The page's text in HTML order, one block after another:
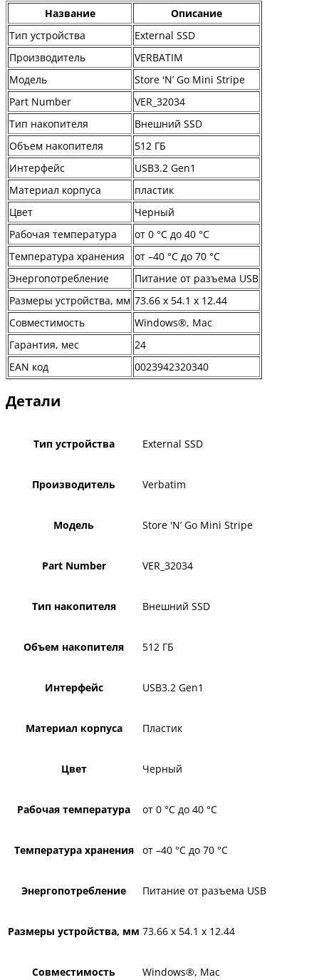
Название
Описание
Тип устройства
External SSD
Производитель
VERBATIM
Модель
Store 'N’ Go Mini Stripe
Part Number
VER_32034
Тип накопителя
Внешний SSD
Объем накопителя
512 ГБ
Интерфейс
USB3.2 Gen1
Материал корпуса
пластик
Цвет
Черный
Рабочая температура
от 0 °C до 40 °C
Температура хранения
от –40 °C до 70 °C
Энергопотребление
Питание от разъема USB
Размеры устройства, мм 73.66 x 54.1 x 12.44
Совместимость
Windows®, Mac
Гарантия, мес
24
EAN код
0023942320340
Детали
Тип устройства External SSD
Производитель Verbatim
Модель Store 'N’ Go Mini Stripe
Part Number VER_32034
Тип накопителя Внешний SSD
Объем накопителя 512 ГБ
Интерфейс USB3.2 Gen1
Материал корпуса Пластик
Цвет Черный
Рабочая температура от 0 °C до 40 °C
Температура хранения от –40 °C до 70 °C
Энергопотребление Питание от разъема USB
Размеры устройства, мм 73.66 x 54.1 x 12.44
Совместимость Windows®, Mac